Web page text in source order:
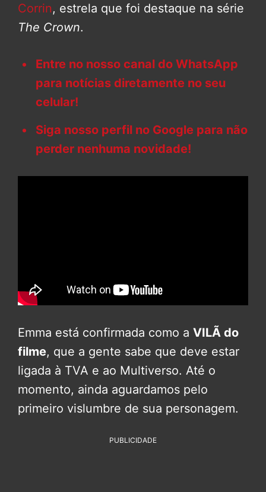
Corrin, estrela que foi destaque na série
The Crown.
Entre no nosso canal do WhatsApp
para notícias diretamente no seu
celular!
Siga nosso perfil no Google para não
perder nenhuma novidade!
Emma está confirmada como a VILÃ do
filme, que a gente sabe que deve estar
ligada à TVA e ao Multiverso. Até o
momento, ainda aguardamos pelo
primeiro vislumbre de sua personagem.
PUBLICIDADE